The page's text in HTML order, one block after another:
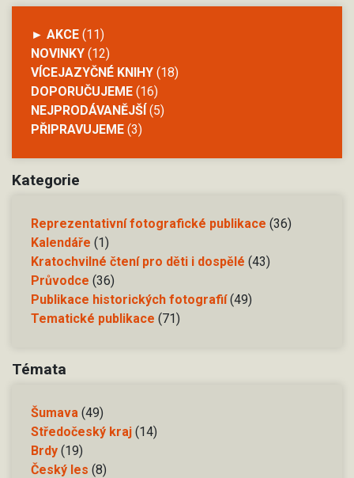
► AKCE (11)
NOVINKY (12)
VÍCEJAZYČNÉ KNIHY (18)
DOPORUČUJEME (16)
NEJPRODÁVANĚJŠÍ (5)
PŘIPRAVUJEME (3)
Kategorie
Reprezentativní fotografické publikace (36)
Kalendáře (1)
Kratochvilné čtení pro děti i dospělé (43)
Průvodce (36)
Publikace historických fotografií(49)
Tematické publikace (71)
Témata
Šumava (49)
Středočeský kraj (14)
Brdy (19)
Český les (8)